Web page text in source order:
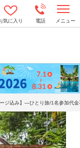
気に入り 電話 メニュー
o
n
a
v
i
g
a
t
i
o
n
ージ込み】―ひとり旅/1名参加代